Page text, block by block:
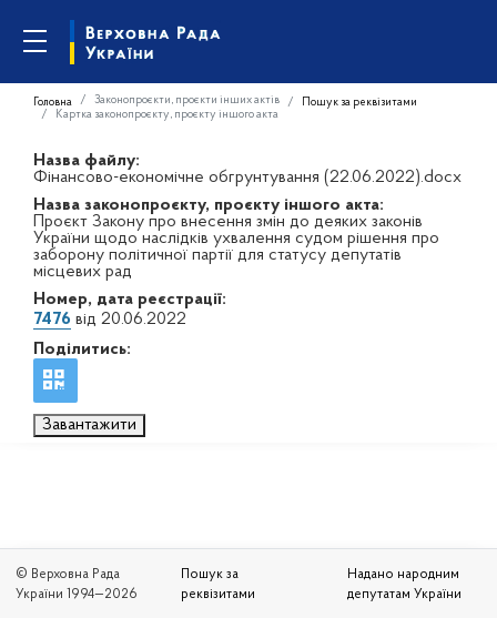
Головна Законопроєкти, проєкти інших актів
Пошук за реквізитами
Картка законопроєкту, проєкту іншого акта
Назва файлу:
Фінансово-економічне обгрунтування (22.06.2022).docx
Назва законопроєкту, проєкту іншого акта:
Проєкт Закону про внесення змін до деяких законів
України щодо наслідків ухвалення судом рішення про
заборону політичної партії для статусу депутатів
місцевих рад
Номер, дата реєстрації:
7476 від 20.06.2022
Поділитись:
Завантажити
© Верховна Рада
України 1994—2026
Пошук за
реквізитами
Надано народним
депутатам України